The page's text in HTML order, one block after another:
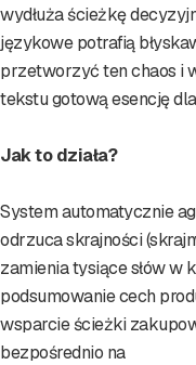
wydłuża ścieżkę
językowe potrafią
przetworzyć ten chaos i
tekstu gotową esencję
Jak to działa?
System automatycznie
odrzuca skrajności
zamienia tysiące słów w
podsumowanie cech
wsparcie ścieżki
bezpośrednio na